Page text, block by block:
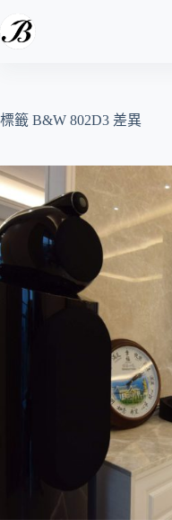
至
容
標籤 B&W 802D3 差異